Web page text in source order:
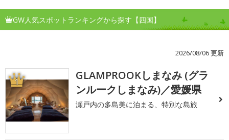
GW人気スポットランキングから探す【四国】
2026/08/06 更新
1
GLAMPROOKしまなみ (グラ
ンルークしまなみ)／愛媛県
瀬戸内の多島美に泊まる、特別な島旅